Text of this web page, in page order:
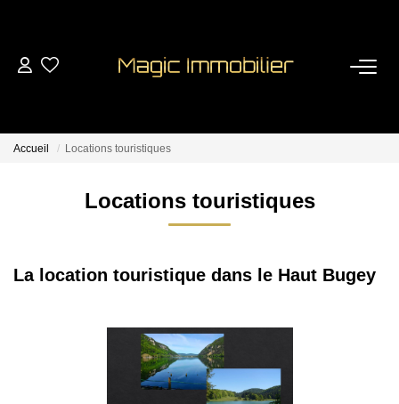
LOCATIONS
LOCATIONS TOURISTIQUES
Nos Services
Extranet
Accueil Locations touristiques
Locations touristiques
La location touristique dans le Haut Bugey